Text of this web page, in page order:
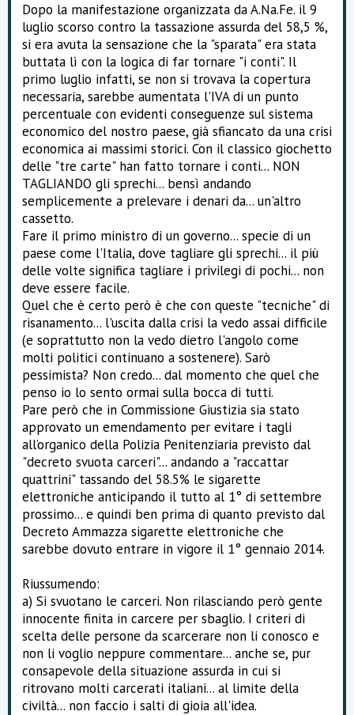
Dopo la manifestazione organizzata da A.Na.Fe. il 9
luglio scorso contro la tassazione assurda del 58,5 %,
si era avuta la sensazione che la "sparata" era stata
buttata lì con la logica di far tornare "i conti". Il
primo luglio infatti, se non si trovava la copertura
necessaria, sarebbe aumentata l'IVA di un punto
percentuale con evidenti conseguenze sul sistema
economico del nostro paese, già sfiancato da una crisi
economica ai massimi storici. Con il classico giochetto
delle "tre carte" han fatto tornare i conti... NON
TAGLIANDO gli sprechi... bensì andando
semplicemente a prelevare i denari da... un'altro
cassetto.
Fare il primo ministro di un governo... specie di un
paese come l'Italia, dove tagliare gli sprechi... il più
delle volte significa tagliare i privilegi di pochi... non
deve essere facile.
Quel che è certo però è che con queste "tecniche" di
risanamento... l'uscita dalla crisi la vedo assai difficile
(e soprattutto non la vedo dietro l'angolo come
molti politici continuano a sostenere). Sarò
pessimista? Non credo... dal momento che quel che
penso io lo sento ormai sulla bocca di tutti.
Pare però che in Commissione Giustizia sia stato
approvato un emendamento per evitare i tagli
all’organico della Polizia Penitenziaria previsto dal
"decreto svuota carceri"... andando a "raccattar
quattrini" tassando del 58.5% le sigarette
elettroniche anticipando il tutto al 1° di settembre
prossimo... e quindi ben prima di quanto previsto dal
Decreto Ammazza sigarette elettroniche che
sarebbe dovuto entrare in vigore il 1° gennaio 2014.
Riussumendo:
a) Si svuotano le carceri. Non rilasciando però gente
innocente finita in carcere per sbaglio. I criteri di
scelta delle persone da scarcerare non li conosco e
non li voglio neppure commentare... anche se, pur
consapevole della situazione assurda in cui si
ritrovano molti carcerati italiani... al limite della
civiltà... non faccio i salti di gioia all'idea.